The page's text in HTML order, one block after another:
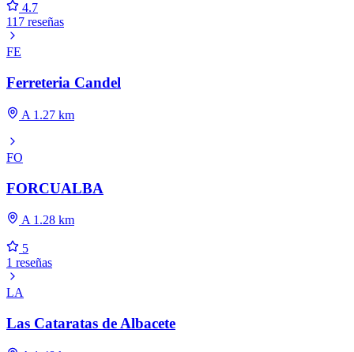
4.7
117 reseñas
FE
Ferreteria Candel
A 1.27 km
FO
FORCUALBA
A 1.28 km
5
1 reseñas
LA
Las Cataratas de Albacete